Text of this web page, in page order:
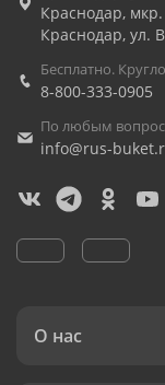
Краснодар,
Краснодар, ул.
Бесплатно.
8-800-333-0905
По любым
info@rus-
О нас